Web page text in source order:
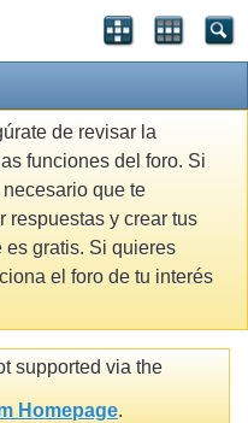
de revisar la
funciones del foro. Si
que te
respuestas y crear tus
es gratis. Si quieres
el foro de tu interés
supported via the
Homepage.